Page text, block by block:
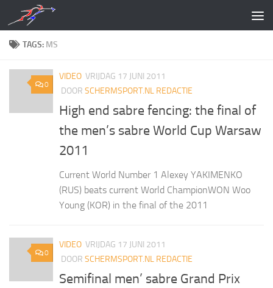
Doorgaan naar inhoud
TAGS: MS
0
VIDEO VRIJDAG 17 JUNI 2011
DOOR SCHERMSPORT.NL REDACTIE
High end sabre fencing: the final of
the men’s sabre World Cup Warsaw
2011
Current World Number 1 Alexey YAKIMENKO
(RUS) beats current World ChampionWON Woo
Young (KOR) in the final of the 2011
0
VIDEO VRIJDAG 17 JUNI 2011
DOOR SCHERMSPORT.NL REDACTIE
Semifinal men’ sabre Grand Prix